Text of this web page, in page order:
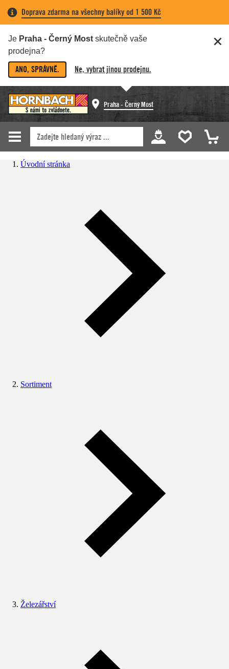
Doprava zdarma na všechny balíky od 1 500 Kč
Je Praha - Černý Most skutečně vaše
prodejna?
ANO, SPRÁVNĚ. Ne, vybrat jinou prodejnu.
Praha - Černý Most
Úvodní stránka
Sortiment
Železářství